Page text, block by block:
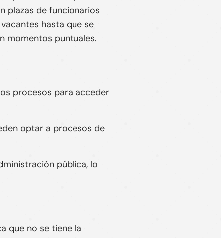
plazas de funcionarios
hasta que se
momentos puntuales.
procesos para acceder
optar a procesos de
pública, lo
que no se tiene la